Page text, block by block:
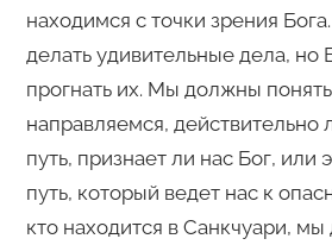
находимся с точки зрения
делать удивительные дела, но
прогнать их. Мы должны
направляемся, действительно
путь, признает ли нас Бог, или
путь, который ведет нас к
кто находится в Санкчуари,